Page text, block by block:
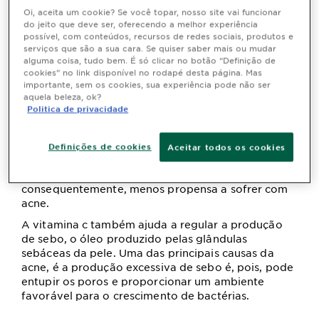
Embora não atue matando diretamente as
bactérias, ela contribui para um ambiente de pele
menos favorável para o crescimento bacteriano.
Começando pelo fato de que a vitamina c pode
reduzir a inflamação da pele, um dos principais
fatores que contribuem para a formação da acne.
Além disso, como um poderoso
vitamina c protege a pele contra os danos dos
, que podemcausar inflamação e
danificar as célulasda pele. A vitamina c também
produção de colágeno, uma proteína
consequentemente, menos propensa a sofrer com
acne.
A vitamina c também ajuda a regular a produção
de sebo, o óleo produzido pelas glândulas
sebáceas da pele. Uma das principais causas da
acne, é a produção excessiva de sebo é, pois, pode
entupir os poros e proporcionar um ambiente
favorável para o crescimento de bactérias.
Oi, aceita um cookie? Se você topar, nosso site vai funcionar
do jeito que deve ser, oferecendo a melhor experiência
possível, com conteúdos, recursos de redes sociais, produtos e
serviços que são a sua cara. Se quiser saber mais ou mudar
alguma coisa, tudo bem. É só clicar no botão “Definição de
cookies” no link disponível no rodapé desta página. Mas
importante, sem os cookies, sua experiência pode não ser
aquela beleza, ok?
Politica de privacidade
Definições de cookies Aceitar todos os cookies